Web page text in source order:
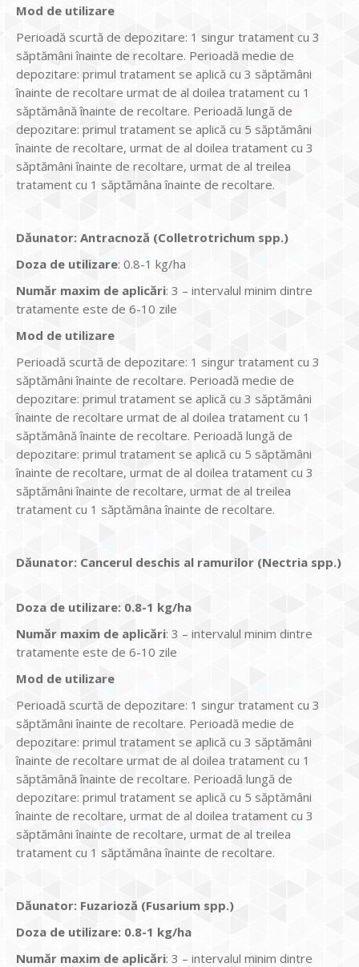
Mod de utilizare
Perioadă scurtă de depozitare: 1 singur tratament cu 3
săptămâni înainte de recoltare. Perioadă medie de
depozitare: primul tratament se aplică cu 3 săptămâni
înainte de recoltare urmat de al doilea tratament cu 1
săptămână înainte de recoltare. Perioadă lungă de
depozitare: primul tratament se aplică cu 5 săptămâni
înainte de recoltare, urmat de al doilea tratament cu 3
săptămâni înainte de recoltare, urmat de al treilea
tratament cu 1 săptămâna înainte de recoltare.
Dăunator: Antracnoză (Colletrotrichum spp.)
Doza de utilizare: 0.8-1 kg/ha
Număr maxim de aplicări: 3 – intervalul minim dintre
tratamente este de 6-10 zile
Mod de utilizare
Perioadă scurtă de depozitare: 1 singur tratament cu 3
săptămâni înainte de recoltare. Perioadă medie de
depozitare: primul tratament se aplică cu 3 săptămâni
înainte de recoltare urmat de al doilea tratament cu 1
săptămână înainte de recoltare. Perioadă lungă de
depozitare: primul tratament se aplică cu 5 săptămâni
înainte de recoltare, urmat de al doilea tratament cu 3
săptămâni înainte de recoltare, urmat de al treilea
tratament cu 1 săptămâna înainte de recoltare.
Dăunator: Cancerul deschis al ramurilor (Nectria spp.)
Doza de utilizare: 0.8-1 kg/ha
Număr maxim de aplicări: 3 – intervalul minim dintre
tratamente este de 6-10 zile
Mod de utilizare
Perioadă scurtă de depozitare: 1 singur tratament cu 3
săptămâni înainte de recoltare. Perioadă medie de
depozitare: primul tratament se aplică cu 3 săptămâni
înainte de recoltare urmat de al doilea tratament cu 1
săptămână înainte de recoltare. Perioadă lungă de
depozitare: primul tratament se aplică cu 5 săptămâni
înainte de recoltare, urmat de al doilea tratament cu 3
săptămâni înainte de recoltare, urmat de al treilea
tratament cu 1 săptămâna înainte de recoltare.
Dăunator: Fuzarioză (Fusarium spp.)
Doza de utilizare: 0.8-1 kg/ha
Număr maxim de aplicări: 3 – intervalul minim dintre